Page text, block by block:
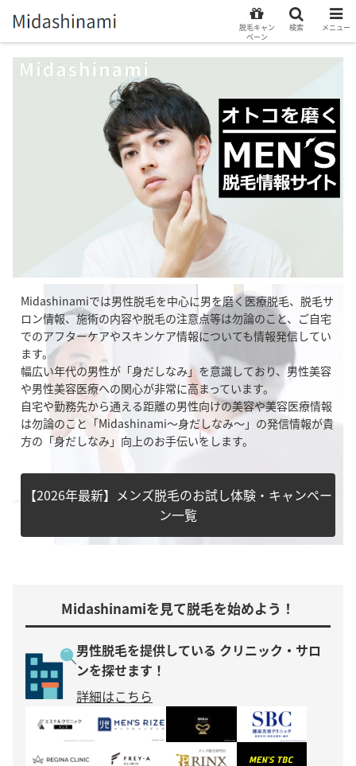
Midashinamiでは男性脱毛を中心に男を磨く医療脱毛、脱毛サ
ロン情報、施術の内容や脱毛の注意点等は勿論のこと、ご自宅
でのアフターケアやスキンケア情報についても情報発信してい
ます。
幅広い年代の男性が「身だしなみ」を意識しており、男性美容
や男性美容医療への関心が非常に高まっています。
自宅や勤務先から通える距離の男性向けの美容や美容医療情報
は勿論のこと「Midashinami～身だしなみ～」の発信情報が貴
方の「身だしなみ」向上のお手伝いをします。
【2026年最新】メンズ脱毛のお試し体験・キャンペー
ン一覧
Midashinamiを見て脱毛を始めよう！
男性脱毛を提供している クリニック・サロ
ンを探せます！
詳細はこちら
脱毛キャン
ペーン
検索 メニュー